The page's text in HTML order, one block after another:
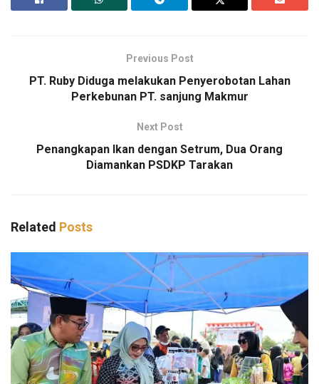
Previous Post
PT. Ruby Diduga melakukan Penyerobotan Lahan
Perkebunan PT. sanjung Makmur
Next Post
Penangkapan Ikan dengan Setrum, Dua Orang
Diamankan PSDKP Tarakan
Related Posts